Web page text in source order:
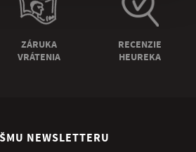
ZÁRUKA
VRÁTENIA
RECENZIE
HEUREKA
NEWSLETTERU